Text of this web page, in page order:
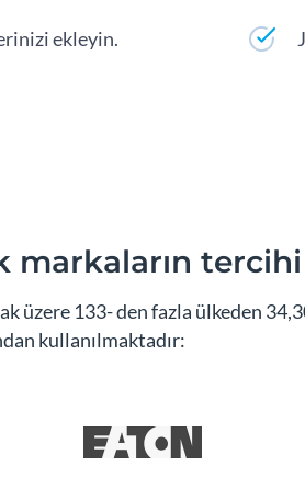
ekleyin.
markaların tercihi
üzere 133- den fazla ülkeden
kullanılmaktadır: